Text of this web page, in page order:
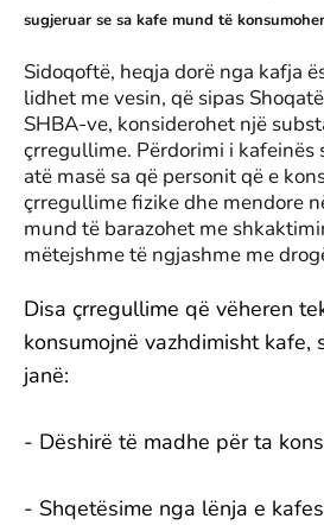
sugjeruar se sa kafe mund të
Sidoqoftë, heqja dorë nga kafja
lidhet me vesin, që sipas
SHBA-ve, konsiderohet një
çrregullime. Përdorimi i kafeinës
atë masë sa që personit që e
çrregullime fizike dhe mendore
mund të barazohet me
mëtejshme të ngjashme me
Disa çrregullime që vëheren
konsumojnë vazhdimisht kafe,
janë:
- Dëshirë të madhe për ta
- Shqetësime nga lënja e